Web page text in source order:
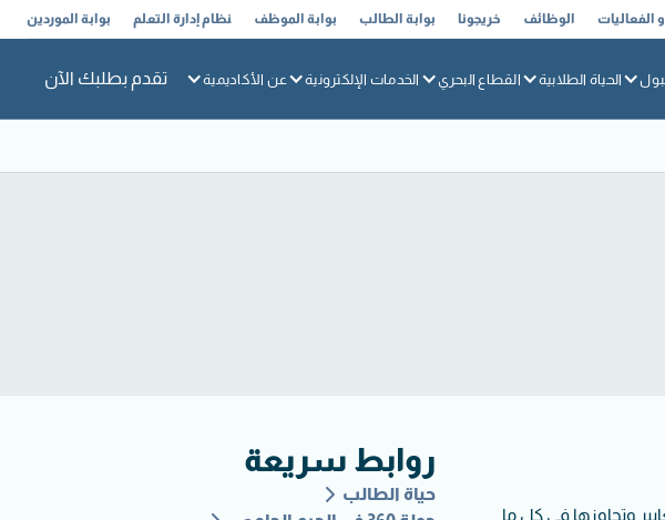
و الفعاليات الوظائف خريجونا بوابة الطالب بوابة الموظف نظام إدارة التعلم بوابة الموردين
الحياة الطلابية القطاع البحري الخدمات الإلكترونية عن الأكاديمية تقدم بطلبك الآن
وتجاوزها في كل ما
روابط سريعة
حياة الطالب